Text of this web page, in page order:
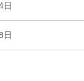
日
日